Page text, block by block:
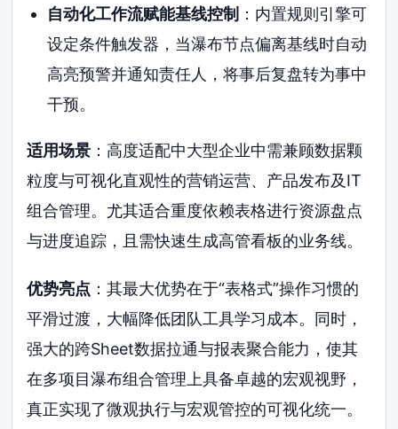
自动化工作流赋能基线控制 ：内置规则引擎可
设定条件触发器，当瀑布节点偏离基线时自动
高亮预警并通知责任人，将事后复盘转为事中
干预。
适用场景 ：高度适配中大型企业中需兼顾数据颗
粒度与可视化直观性的营销运营、产品发布及IT
组合管理。尤其适合重度依赖表格进行资源盘点
与进度追踪，且需快速生成高管看板的业务线。
优势亮点 ：其最大优势在于“表格式”操作习惯的
平滑过渡，大幅降低团队工具学习成本。同时，
强大的跨Sheet数据拉通与报表聚合能力，使其
在多项目瀑布组合管理上具备卓越的宏观视野，
真正实现了微观执行与宏观管控的可视化统一。